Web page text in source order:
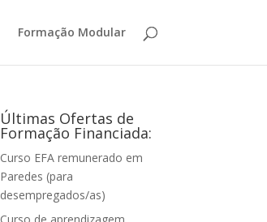
Formação Modular
Últimas Ofertas de
Formação Financiada:
Curso EFA remunerado em
Paredes (para
desempregados/as)